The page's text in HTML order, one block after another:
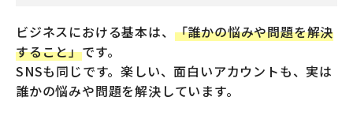
ビジネスにおける基本は、 「誰かの悩みや問題を解決
すること」です。
SNSも同じです。楽しい、面白いアカウントも、実は
誰かの悩みや問題を解決しています。